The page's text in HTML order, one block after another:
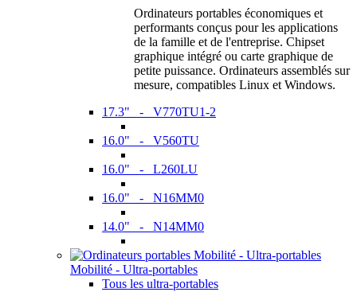
Ordinateurs portables économiques et
performants conçus pour les applications
de la famille et de l'entreprise. Chipset
graphique intégré ou carte graphique de
petite puissance. Ordinateurs assemblés sur
mesure, compatibles Linux et Windows.
17.3" - V770TU1-2
16.0" - V560TU
16.0" - L260LU
16.0" - N16MM0
14.0" - N14MM0
Mobilité - Ultra-portables
Tous les ultra-portables